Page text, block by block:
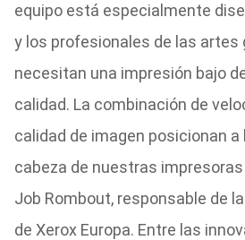
equipo está especialmente
y los profesionales de las artes
necesitan una impresión bajo
calidad. La combinación de
calidad de imagen posicionan a
cabeza de nuestras
Job Rombout, responsable de
de Xerox Europa. Entre las